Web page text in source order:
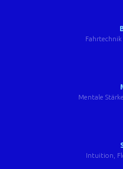
Mentale
Intuition,